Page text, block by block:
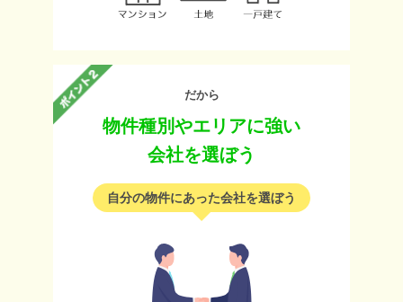
だから
物件種別やエリアに強い
会社を選ぼう
自分の物件にあった会社を選ぼう